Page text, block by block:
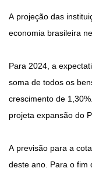
A projeção das
economia brasileira
Para 2024, a
soma de todos os
crescimento de
projeta expansão do
A previsão para a
deste ano. Para o fim